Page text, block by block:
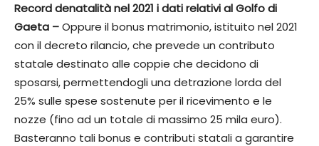
Record denatalità nel 2021 i dati relativi al Golfo di
Gaeta –Oppure il bonus matrimonio, istituito nel 2021
con il decreto rilancio, che prevede un contributo
statale destinato alle coppie che decidono di
sposarsi, permettendogli una detrazione lorda del
25% sulle spese sostenute per il ricevimento e le
nozze (fino ad un totale di massimo 25 mila euro).
Basteranno tali bonus e contributi statali a garantire